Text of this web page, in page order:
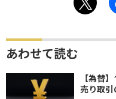
あわせて読む
【為替
売り取引